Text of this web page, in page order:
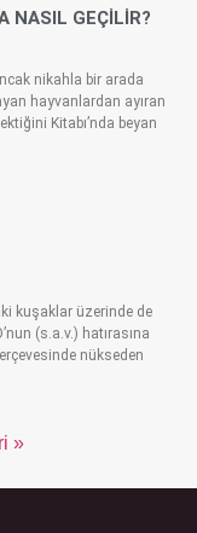
NASIL GEÇILIR?
nikahla bir arada
hayvanlardan ayıran
Kitabı’nda beyan
kuşaklar üzerinde de
(s.a.v.) hatırasına
nükseden
»